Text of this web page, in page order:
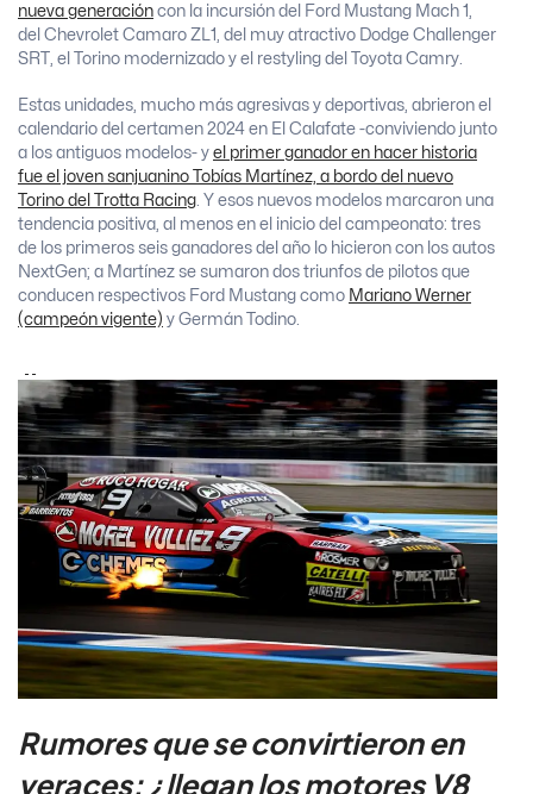
nueva generación con la incursión del Ford Mustang Mach 1,
del Chevrolet Camaro ZL1, del muy atractivo Dodge Challenger
SRT, el Torino modernizado y el restyling del Toyota Camry.
Estas unidades, mucho más agresivas y deportivas, abrieron el
calendario del certamen 2024 en El Calafate -conviviendo junto
a los antiguos modelos- y el primer ganador en hacer historia
fue el joven sanjuanino Tobías Martínez, a bordo del nuevo
Torino del Trotta Racing . Y esos nuevos modelos marcaron una
tendencia positiva, al menos en el inicio del campeonato: tres
de los primeros seis ganadores del año lo hicieron con los autos
NextGen; a Martínez se sumaron dos triunfos de pilotos que
conducen respectivos Ford Mustang como Mariano Werner
(campeón vigente) y Germán Todino.
Rumores que se convirtieron en
veraces: ¿llegan los motores V8